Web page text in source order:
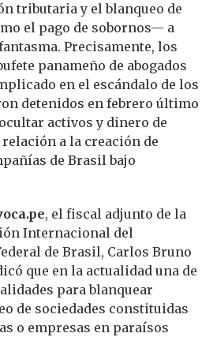
tributaria y el blanqueo de
el pago de sobornos— a
Precisamente, los
panameño de abogados
en el escándalo de los
detenidos en febrero último
activos y dinero de
a la creación de
de Brasil bajo
, el fiscal adjunto de la
Internacional del
de Brasil, Carlos Bruno
que en la actualidad una de
para blanquear
de sociedades constituidas
o empresas en paraísos